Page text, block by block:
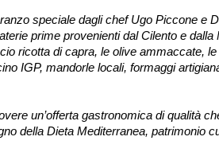
speciale dagli chef Ugo Piccone e
prime provenienti dal Cilento e dalla
ricotta di capra, le olive ammaccate,
IGP, mandorle locali, formaggi
un’offerta gastronomica di qualità
della Dieta Mediterranea, patrimonio